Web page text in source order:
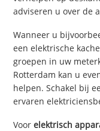
adviseren u over de
Wanneer u
een elektrische
groepen in uw
Rotterdam kan u
helpen. Schakel bij
ervaren
Voorelektrisch